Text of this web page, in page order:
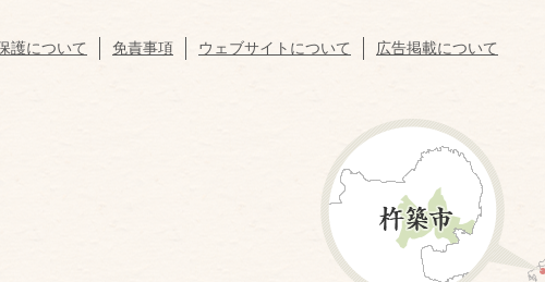
護について 免責事項 ウェブサイトについて 広告掲載について